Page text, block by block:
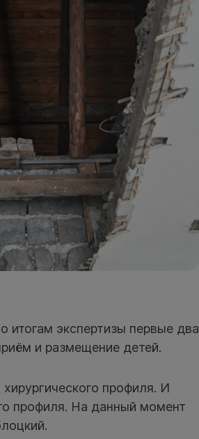
итогам экспертизы первые два
и размещение детей.
профиля. И
профиля. На данный момент